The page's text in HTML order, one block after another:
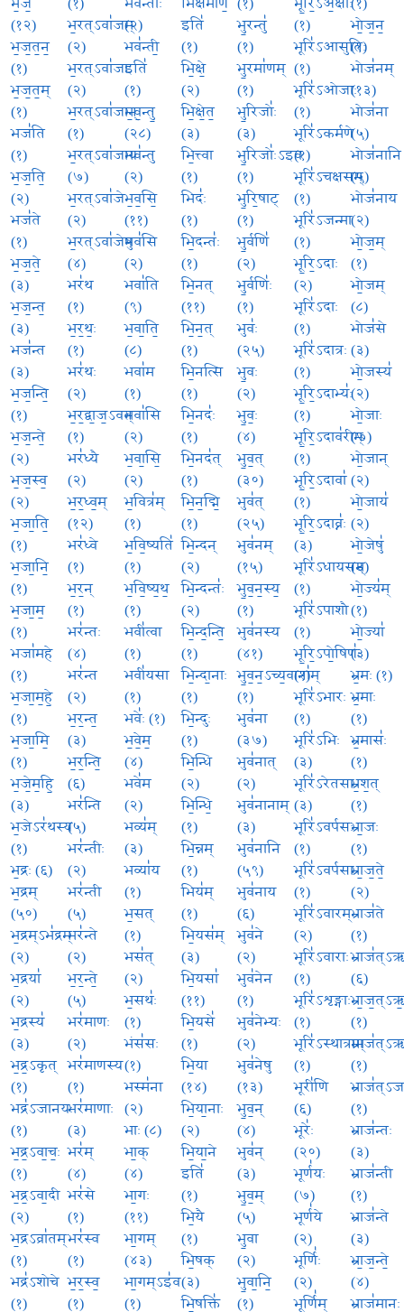
भ॒ज॒
(१२)
भ॒ज॒त॒न॒
(१)
भ॒ज॒त॒म्
(१)
भज॑ति
(१)
भ॒ज॒ति॒
(२)
भज॑ते
(१)
भ॒ज॒ते॒
(३)
भ॒ज॒न्त॒
(३)
भज॑न्त
(३)
भ॒ज॒न्ति॒
(१)
भ॒ज॒न्ते॒
(२)
भ॒ज॒स्व॒
(२)
भ॒जा॒ति॒
(१)
भ॒जा॒नि॒
(१)
भ॒जा॒म॒
(१)
भजा॑महे
(१)
भ॒जा॒म॒हे॒
(१)
भ॒जा॒मि॒
(१)
भ॒जे॒म॒हि॒
(३)
भ॒जेऽर॑थस्य
(१)
भ॒द्रः (६)
भ॒द्रम्
(५०)
भ॒द्रम्ऽभ॑द्रम्
(२)
भ॒द्रया॑
(२)
भ॒द्रस्य॑
(३)
भ॒द्र॒ऽकृत्
(१)
भद्र॑ऽजानयः
(१)
भ॒द्र॒ऽवा॒चः॒
(१)
भ॒द्र॒ऽवा॒दी
(२)
भ॒द्रऽव्रा॑तम्
(१)
भद्र॑ऽशोचे
(१)
(१)
भ॒रत्ऽवा॑जम्
(२)
भ॒रत्ऽवा॑जाः
(२)
भ॒रत्ऽवा॑जान्
(१)
भ॒रत्ऽवा॑जाय
(७)
भ॒रत्ऽवा॑जे
(२)
भ॒रत्ऽवा॑जेषु
(४)
भर॑थ
(१)
भ॒र॒थः॒
(१)
भर॑थः
(२)
भ॒र॒द्वा॒ज॒ऽवत्
(१)
भर॑ध्यै
(२)
भ॒र॒ध्व॒म्
(१२)
भर॑ध्वे
(१)
भ॒र॒न्
(१)
भर॑न्तः
(४)
भर॑न्त
(२)
भ॒र॒न्त॒
(३)
भ॒र॒न्ति॒
(६)
भर॑न्ति
(५)
भर॑न्तीः
(२)
भर॑न्ती
(५)
भर॑न्ते
(२)
भ॒र॒न्ते॒
(५)
भर॑माणः
(२)
भर॑माणस्य
(१)
भर॑माणाः
(३)
भर॑म्
(४)
भर॑से
(१)
भर॑स्व
(१)
भ॒र॒स्व॒
(१)
भव॑न्तीः
(२)
भव॑न्ती॒
इति॑
(१)
भ॒व॒न्तु॒
(२८)
भव॑न्तु
(२)
भ॒व॒सि॒
(११)
भव॑सि
(२)
भवा॑ति
(९)
भ॒वा॒ति॒
(८)
भवा॑म
(१)
भवा॑सि
(२)
भ॒वा॒सि॒
(२)
भ॒वित्र॑म्
(१)
भ॒वि॒ष्यति॑
(१)
भ॒वि॒ष्य॒थ॒
(१)
भवी॑त्वा
(१)
भवी॑यसा
(१)
भवेः॑ (१)
भ॒वे॒म॒
(४)
भवे॑म
(२)
भव्य॑म्
(३)
भव्या॑य
(१)
भ॒सत्
(१)
भस॑त्
(२)
भ॒सथः॑
(१)
भंस॑सः
(१)
भस्म॑ना
(२)
भाः (८)
भा॒क्
(४)
भा॒गः
(११)
भा॒गम्
(४३)
भा॒गम्ऽइ॑व
(१)
भिक्ष॑माणे॒
इति॑
(१)
भि॒क्षे॒
(२)
भि॒क्षे॒त॒
(३)
भि॒त्त्वा
(१)
भिदः॑
(१)
भि॒दन्तः॑
(१)
भि॒नत्
(११)
भि॒न॒त्
(१)
भि॒नत्सि
(१)
भि॒नदः॑
(१)
भि॒नद॑त्
(१)
भि॒न॒द्मि॒
(१)
भि॒न्दन्
(२)
भि॒न्दन्तः॑
(२)
भि॒न्द॒न्ति॒
(१)
भि॒न्दा॒नाः
(१)
भि॒न्दुः
(१)
भि॒न्धि
(२)
भि॒न्धि॒
(१)
भि॒न्नम्
(१)
भिय॑म्
(१)
भि॒यस॑म्
(३)
भि॒यसा॑
(११)
भि॒यसे॑
(१)
भि॒या
(१४)
भि॒या॒नाः
(२)
भि॒या॒ने
इति॑
(१)
भि॒यै
(१)
भि॒षक्
(३)
भि॒षक्ति॑
(१)
भु॒रन्तु॑
(१)
भु॒रमा॑णम्
(१)
भु॒रिजोः॑
(३)
भु॒रिजोः॑ऽइव
(१)
भु॒रि॒षाट्
(१)
भु॒र्वणि॑
(२)
भु॒र्वणिः॑
(१)
भुवः॑
(२५)
भु॒वः
(२)
भु॒वः॒
(४)
भु॒व॒त्
(३०)
भुव॑त्
(२५)
भुव॑नम्
(१५)
भु॒व॒न॒स्य॒
(१)
भुव॑नस्य
(४१)
भु॒व॒न॒ऽच्य॒वाना॑म्
(१)
भुव॑ना
(३७)
भुव॑नात्
(२)
भुव॑नानाम्
(३)
भुव॑नानि
(५९)
भुव॑नाय
(६)
भुव॑ने
(२)
भुव॑नेन
(१)
भुव॑नेभ्यः
(२)
भुव॑नेषु
(१३)
भु॒व॒न्
(४)
भुव॑न्
(३)
भु॒व॒म्
(५)
भु॒वा
(२)
भु॒वा॒नि॒
(१)
भू॒रि॒ऽअ॒क्षाः
(१)
भूरि॑ऽआसुतिः
(१)
भूरि॑ऽओजाः
(१)
भूरि॑ऽकर्मणे
(१)
भूरि॑ऽचक्षसम्
(१)
भूरि॑ऽजन्मा
(१)
भू॒रि॒ऽदाः
(२)
भूरि॑ऽदाः
(१)
भूरि॑ऽदात्रः
(१)
भू॒रि॒ऽदाभ्यः॑
(१)
भू॒रि॒ऽदाव॑रीम्
(१)
भू॒रि॒ऽदावा॑
(१)
भू॒रि॒ऽदाव्नः॑
(३)
भूरि॑ऽधायसम्
(१)
भूरि॑ऽपाशौ
(१)
भू॒रि॒ऽपो॒षिणः॑
(१)
भूरि॑ऽभारः
(१)
भूरि॑ऽभिः
(३)
भूरि॑ऽरेतसा
(३)
भूरि॑ऽवर्पसः
(१)
भूरि॑ऽवर्पसा
(१)
भूरि॑ऽवारम्
(२)
भूरि॑ऽवाराः
(१)
भूरि॑ऽशृङ्गाः
(१)
भूरि॑ऽस्थात्राम्
(१)
भूरी॑णि
(६)
भूरेः॑
(२०)
भूर्ण॑यः
(७)
भूर्ण॑ये
(२)
भूर्णिः॑
(२)
भूर्णि॑म्
(१)
भो॒ज॒न॒
(१)
भोज॑नम्
(१३)
भोज॑ना
(५)
भोज॑नानि
(५)
भोज॑नाय
(२)
भो॒ज॒म्
(१)
भो॒जम्
(८)
भोज॑से
(३)
भो॒जस्य॑
(२)
भो॒जाः
(७)
भो॒जान्
(२)
भो॒जाय॑
(२)
भो॒जेषु॑
(३)
भो॒ज्य॑म्
(१)
भो॒ज्या॑
(३)
भ्र॒मः (१)
भ्र॒माः
(१)
भ्र॒मासः॑
(१)
भ्र॒श॒त्
(१)
भ्रा॒जः
(१)
भ्रा॒ज॒ते॒
(२)
भ्राज॑ते
(१)
(६)
(१)
(१)
(१)
भ्राज॑न्तः
(३)
भ्राज॑न्ती
(१)
भ्राज॑न्ते
(३)
भ्रा॒ज॒न्ते॒
(४)
भ्राज॑मानः